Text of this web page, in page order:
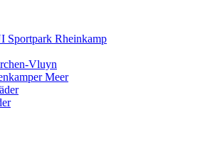
Sportpark Rheinkamp
Vluyn
Meer